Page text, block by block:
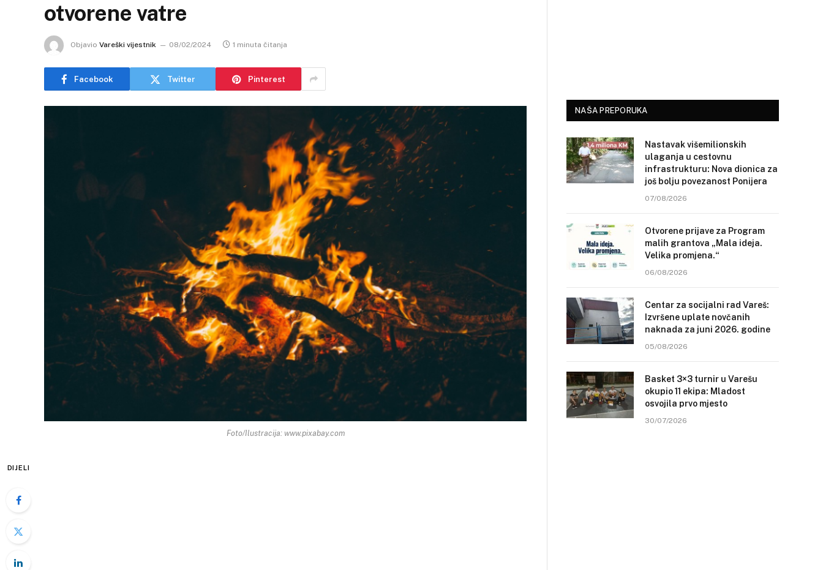
otvorene vatre
Objavio Vareški vijestnik 08/02/2024 1 minuta čitanja
Facebook Twitter Pinterest
Foto/Ilustracija: www.pixabay.com
DIJELI
NAŠA PREPORUKA
Nastavak višemilionskih
ulaganja u cestovnu
infrastrukturu: Nova dionica za
još bolju povezanost Ponijera
07/08/2026
Otvorene prijave za Program
malih grantova „Mala ideja.
Velika promjena.“
06/08/2026
Centar za socijalni rad Vareš:
Izvršene uplate novčanih
naknada za juni 2026. godine
05/08/2026
Basket 3×3 turnir u Varešu
okupio 11 ekipa: Mladost
osvojila prvo mjesto
30/07/2026